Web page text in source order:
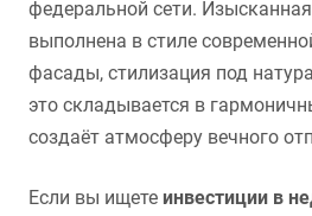
федеральной сети. Изысканная
выполнена в стиле
фасады, стилизация под
это складывается в
создаёт атмосферу вечного
Если вы ищете инвестиции в